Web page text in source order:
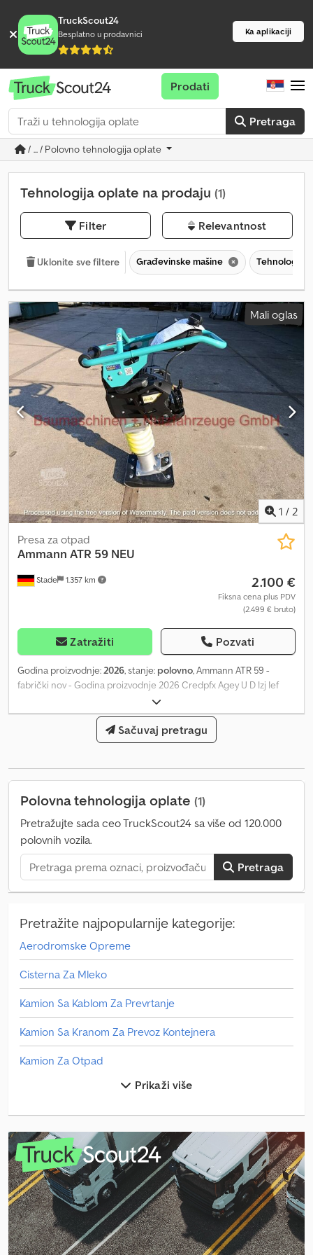
TruckScout24
Besplatno u prodavnici Ka aplikaciji
Pretraga
Prodati
/ ... / Polovno tehnologija oplate
Tehnologija oplate na prodaju (1)
Filter Relevantnost
Uklonite sve filtere Građevinske mašine Tehnologija
Mali oglas
1 / 2
Stade 1.357 km
Presa za otpad
Ammann ATR 59 NEU
2.100 €
Fiksna cena plus PDV
(2.499 € bruto)
Zatražiti Pozvati
Godina proizvodnje:2026, stanje: polovno, Ammann ATR 59 -
fabrički nov - Godina proizvodnje 2026 Credpfx Agey U D Izj Ief
Težina oko 61 kg - Širina mašine oko 360 mm - Visina mašine oko
1.180 mm - Dužina tamperske papuče oko 340 mm - Radna širina
oko 280 mm - Maks. centrifugalna sila oko 19 kN - Tip motora
Honda GXR 120 RT - Snaga motora oko 2,7 kW (3,7 KS) Dostava
pravo na izmene/greške/međuprodaju = Više informacija = Novo:
Sačuvaj pretragu
Polovna tehnologija oplate (1)
Pretražujte sada ceo TruckScout24 sa više od 120.000
polovnih vozila.
Pretraga
Pretražite najpopularnije kategorije:
Aerodromske Opreme
Cisterna Za Mleko
Kamion Sa Kablom Za Prevrtanje
Kamion Sa Kranom Za Prevoz Kontejnera
Kamion Za Otpad
Man Autobus
Man L 2000
Man Tge
Man Tge 3
Man Tgm 15
Prikaži više